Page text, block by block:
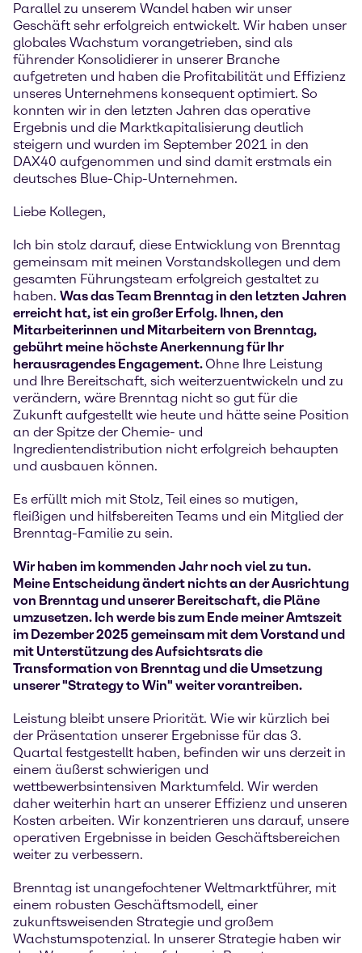
Parallel zu unserem Wandel haben wir unser
Geschäft sehr erfolgreich entwickelt. Wir haben unser
globales Wachstum vorangetrieben, sind als
führender Konsolidierer in unserer Branche
aufgetreten und haben die Profitabilität und Effizienz
unseres Unternehmens konsequent optimiert. So
konnten wir in den letzten Jahren das operative
Ergebnis und die Marktkapitalisierung deutlich
steigern und wurden im September 2021 in den
DAX40 aufgenommen und sind damit erstmals ein
deutsches Blue-Chip-Unternehmen.
Liebe Kollegen,
Ich bin stolz darauf, diese Entwicklung von Brenntag
gemeinsam mit meinen Vorstandskollegen und dem
gesamten Führungsteam erfolgreich gestaltet zu
haben. Was das Team Brenntag in den letzten Jahren
erreicht hat, ist ein großer Erfolg. Ihnen, den
Mitarbeiterinnen und Mitarbeitern von Brenntag,
gebührt meine höchste Anerkennung für Ihr
herausragendes Engagement.Ohne Ihre Leistung
und Ihre Bereitschaft, sich weiterzuentwickeln und zu
verändern, wäre Brenntag nicht so gut für die
Zukunft aufgestellt wie heute und hätte seine Position
an der Spitze der Chemie- und
Ingredientendistribution nicht erfolgreich behaupten
und ausbauen können.
Es erfüllt mich mit Stolz, Teil eines so mutigen,
fleißigen und hilfsbereiten Teams und ein Mitglied der
Brenntag-Familie zu sein.
Wir haben im kommenden Jahr noch viel zu tun.
Meine Entscheidung ändert nichts an der Ausrichtung
von Brenntag und unserer Bereitschaft, die Pläne
umzusetzen. Ich werde bis zum Ende meiner Amtszeit
im Dezember 2025 gemeinsam mit dem Vorstand und
mit Unterstützung des Aufsichtsrats die
Transformation von Brenntag und die Umsetzung
unserer "Strategy to Win" weiter vorantreiben.
Leistung bleibt unsere Priorität. Wie wir kürzlich bei
der Präsentation unserer Ergebnisse für das 3.
Quartal festgestellt haben, befinden wir uns derzeit in
einem äußerst schwierigen und
wettbewerbsintensiven Marktumfeld. Wir werden
daher weiterhin hart an unserer Effizienz und unseren
Kosten arbeiten. Wir konzentrieren uns darauf, unsere
operativen Ergebnisse in beiden Geschäftsbereichen
weiter zu verbessern.
Brenntag ist unangefochtener Weltmarktführer, mit
einem robusten Geschäftsmodell, einer
zukunftsweisenden Strategie und großem
Wachstumspotenzial. In unserer Strategie haben wir